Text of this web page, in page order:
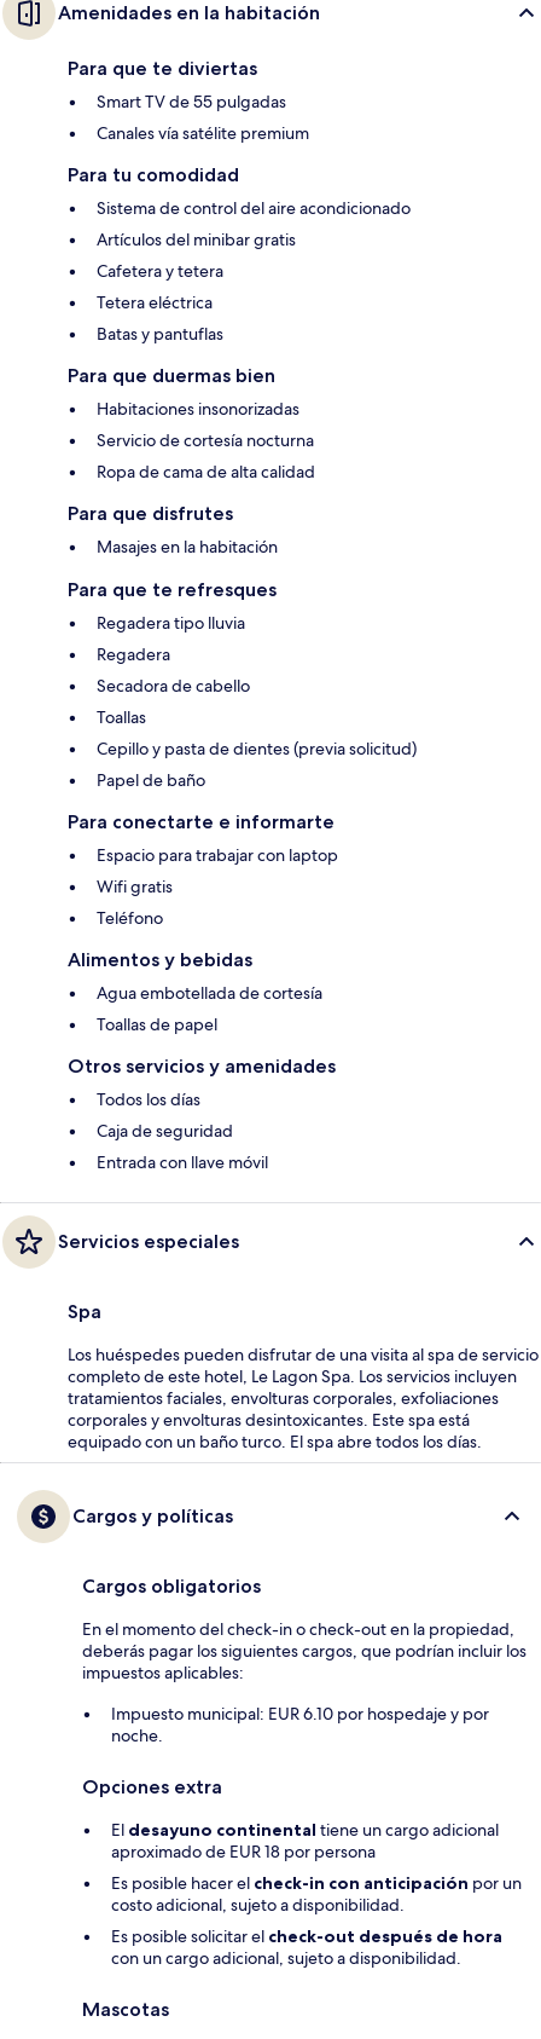
Amenidades en la habitación
Para que te diviertas
Smart TV de 55 pulgadas
Canales vía satélite premium
Para tu comodidad
Sistema de control del aire acondicionado
Artículos del minibar gratis
Cafetera y tetera
Tetera eléctrica
Batas y pantuflas
Para que duermas bien
Habitaciones insonorizadas
Servicio de cortesía nocturna
Ropa de cama de alta calidad
Para que disfrutes
Masajes en la habitación
Para que te refresques
Regadera tipo lluvia
Regadera
Secadora de cabello
Toallas
Cepillo y pasta de dientes (previa solicitud)
Papel de baño
Para conectarte e informarte
Espacio para trabajar con laptop
Wifi gratis
Teléfono
Alimentos y bebidas
Agua embotellada de cortesía
Toallas de papel
Otros servicios y amenidades
Todos los días
Caja de seguridad
Entrada con llave móvil
Servicios especiales
Spa
Los huéspedes pueden disfrutar de una visita al spa de servicio
completo de este hotel, Le Lagon Spa. Los servicios incluyen
tratamientos faciales, envolturas corporales, exfoliaciones
corporales y envolturas desintoxicantes. Este spa está
equipado con un baño turco. El spa abre todos los días.
Cargos y políticas
Cargos obligatorios
En el momento del check-in o check-out en la propiedad,
deberás pagar los siguientes cargos, que podrían incluir los
impuestos aplicables:
Impuesto municipal: EUR 6.10 por hospedaje y por
noche.
Opciones extra
El desayuno continental tiene un cargo adicional
aproximado de EUR 18 por persona
Es posible hacer el check-in con anticipación por un
costo adicional, sujeto a disponibilidad.
Es posible solicitar el check-out después de hora
con un cargo adicional, sujeto a disponibilidad.
Mascotas